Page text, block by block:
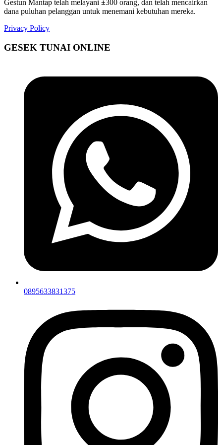
Gestun Mantap telah melayani ±300 orang, dan telah mencairkan
dana puluhan pelanggan untuk menemani kebutuhan mereka.
Privacy Policy
GESEK TUNAI ONLINE
0895633831375